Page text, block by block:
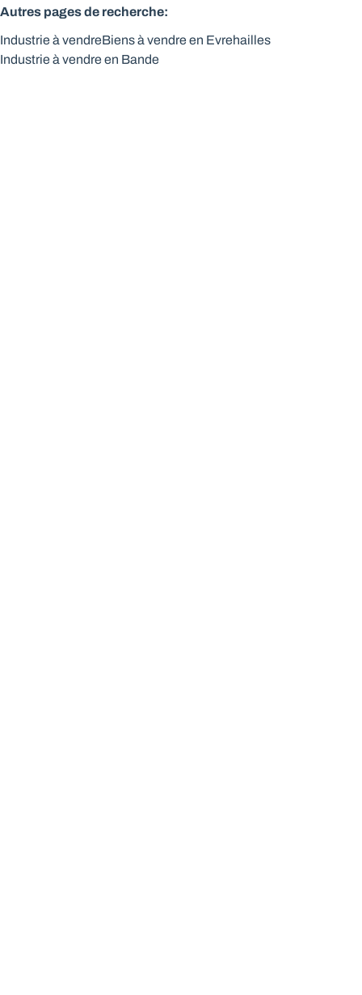
Autres pages de recherche:
Industrie à vendreBiens à vendre en Evrehailles
Industrie à vendre en Bande